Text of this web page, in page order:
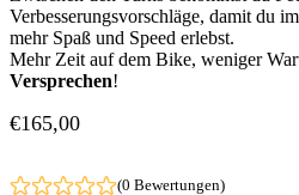
Verbesserungsvorschläge, damit du
mehr Spaß und Speed erlebst.
Mehr Zeit auf dem Bike, weniger
Versprechen!
€165,00
(0 Bewertungen)